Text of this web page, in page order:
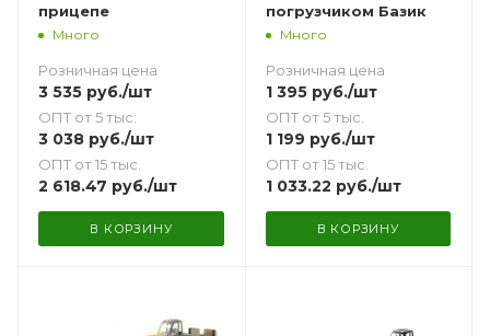
прицепе
Много
Розничная цена
3 535 руб./шт
ОПТ от 5 тыс.
3 038 руб./шт
ОПТ от 15 тыс.
2 618.47 руб./шт
В КОРЗИНУ
погрузчиком Базик
Много
Розничная цена
1 395руб./шт
ОПТ от 5 тыс.
1 199 руб./шт
ОПТ от 15 тыс.
1 033.22 руб./шт
В КОРЗИНУ